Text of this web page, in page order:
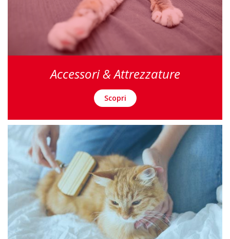
Accessori & Attrezzature
Scopri